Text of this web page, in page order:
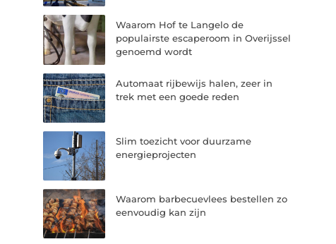
Waarom Hof te Langelo de
populairste escaperoom in Overijssel
genoemd wordt
Automaat rijbewijs halen, zeer in
trek met een goede reden
Slim toezicht voor duurzame
energieprojecten
Waarom barbecuevlees bestellen zo
eenvoudig kan zijn